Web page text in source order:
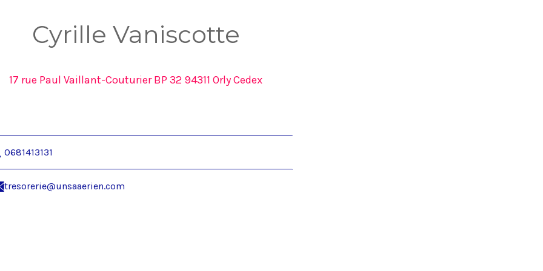
Cyrille Vaniscotte
17 rue Paul Vaillant-Couturier BP 32 94311 Orly Cedex
0681413131
tresorerie@unsaaerien.com